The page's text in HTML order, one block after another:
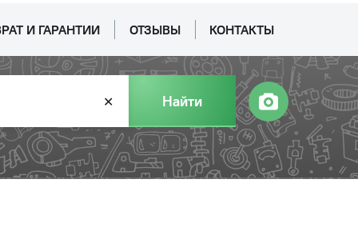
И ГАРАНТИИ ОТЗЫВЫ КОНТАКТЫ
✕ Найти
+ Купить